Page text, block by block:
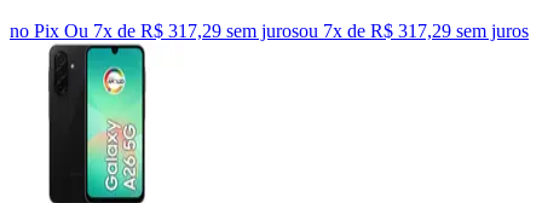
no Pix Ou 7x de R$ 317,29 sem jurosou 7x de R$ 317,29 sem juros